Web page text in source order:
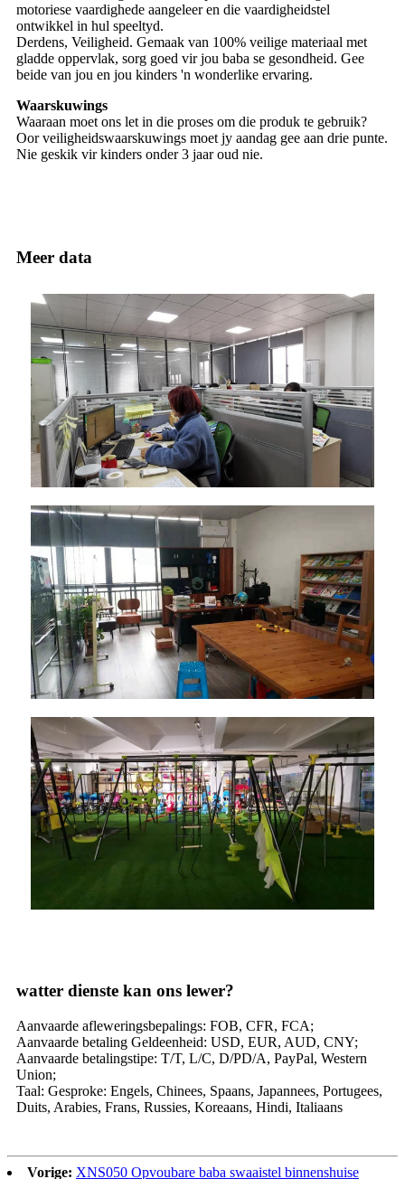
motoriese vaardighede aangeleer en die vaardigheidstel
ontwikkel in hul speeltyd.
Derdens, Veiligheid. Gemaak van 100% veilige materiaal met
gladde oppervlak, sorg goed vir jou baba se gesondheid. Gee
beide van jou en jou kinders 'n wonderlike ervaring.
Waarskuwings
Waaraan moet ons let in die proses om die produk te gebruik?
Oor veiligheidswaarskuwings moet jy aandag gee aan drie punte.
Nie geskik vir kinders onder 3 jaar oud nie.
Meer data
watter dienste kan ons lewer?
Aanvaarde afleweringsbepalings: FOB, CFR, FCA;
Aanvaarde betaling Geldeenheid: USD, EUR, AUD, CNY;
Aanvaarde betalingstipe: T/T, L/C, D/PD/A, PayPal, Western
Union;
Taal: Gesproke: Engels, Chinees, Spaans, Japannees, Portugees,
Duits, Arabies, Frans, Russies, Koreaans, Hindi, Italiaans
Vorige: XNS050 Opvoubare baba swaaistel binnenshuise